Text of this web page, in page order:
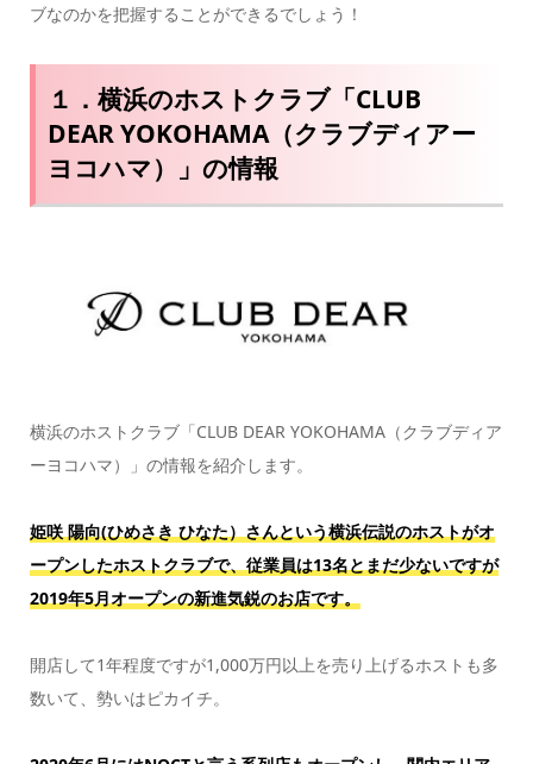
ブなのかを把握することができるでしょう！
１．横浜のホストクラブ「CLUB
DEAR YOKOHAMA（クラブディアー
ヨコハマ）」の情報
横浜のホストクラブ「CLUB DEAR YOKOHAMA（クラブディア
ーヨコハマ）」の情報を紹介します。
姫咲 陽向(ひめさき ひなた）さんという横浜伝説のホストがオ
ープンしたホストクラブで、従業員は13名とまだ少ないですが
2019年5月オープンの新進気鋭のお店です。
開店して1年程度ですが1,000万円以上を売り上げるホストも多
数いて、勢いはピカイチ。